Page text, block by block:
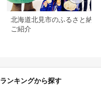
北海道北見市のふるさと納税
ご紹介
ランキングから探す